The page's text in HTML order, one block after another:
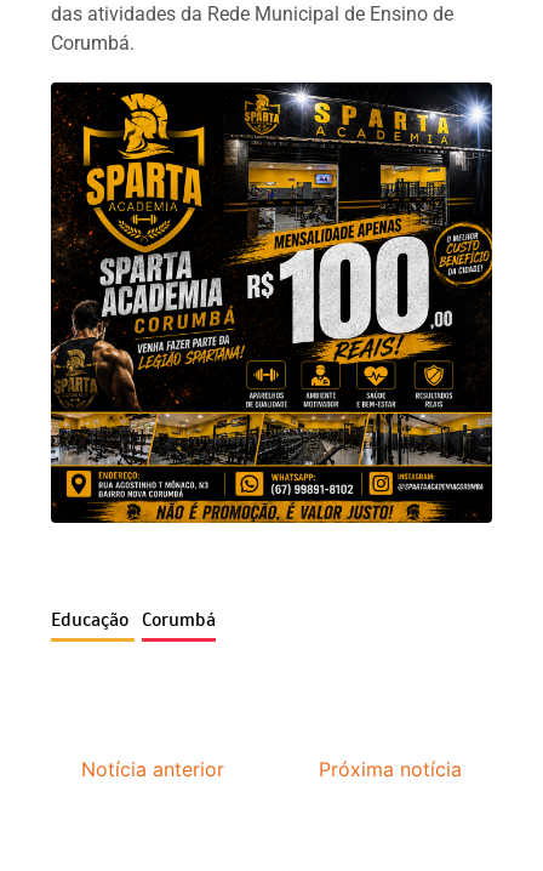
das atividades da Rede Municipal de Ensino de
Corumbá.
Educação Corumbá
Notícia anterior Próxima notícia